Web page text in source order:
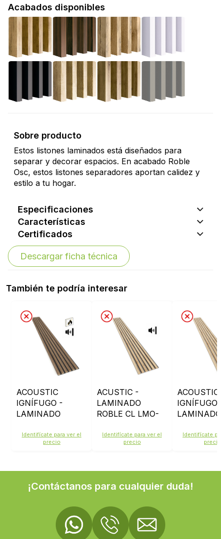
Acabados disponibles
Sobre producto
Estos listones laminados está diseñados para
separar y decorar espacios. En acabado Roble
Osc, estos listones separadores aportan calidez y
estilo a tu hogar.
Especificaciones
Características
Certificados
Descargar ficha técnica
También te podría interesar
ACOUSTIC
IGNÍFUGO -
LAMINADO
LMO209 -
FIELTRO NEGRO
Identifícate para ver el
precio
ACUSTIC -
LAMINADO
ROBLE CL LMO-
GRIS
Identifícate para ver el
precio
ACOUSTIC
IGNÍFUGO
LAMINADO
LMO202 -
FIELTRO
Identifícate
precio
¡Contáctanos para cualquier duda!